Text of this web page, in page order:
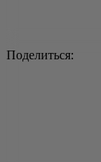
Поделиться: